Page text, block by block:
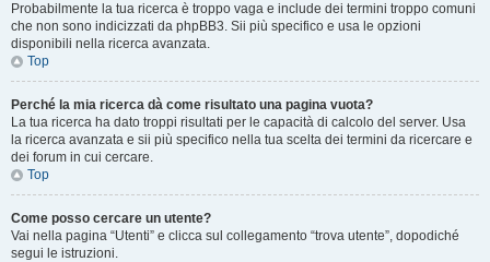
Probabilmente la tua ricerca è troppo vaga e include dei termini troppo comuni
che non sono indicizzati da phpBB3. Sii più specifico e usa le opzioni
disponibili nella ricerca avanzata.
Top
Perché la mia ricerca dà come risultato una pagina vuota?
La tua ricerca ha dato troppi risultati per le capacità di calcolo del server. Usa
la ricerca avanzata e sii più specifico nella tua scelta dei termini da ricercare e
dei forum in cui cercare.
Top
Come posso cercare un utente?
Vai nella pagina “Utenti” e clicca sul collegamento “trova utente”, dopodiché
segui le istruzioni.